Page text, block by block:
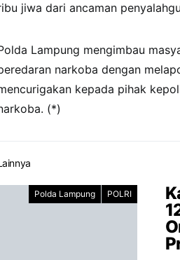
jiwa dari ancaman
Lampung mengimbau
narkoba dengan
kepada pihak
(*)
Polda Lampung POLRI